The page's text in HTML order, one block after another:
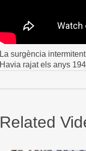
La surgència
Havia rajat els anys
Related